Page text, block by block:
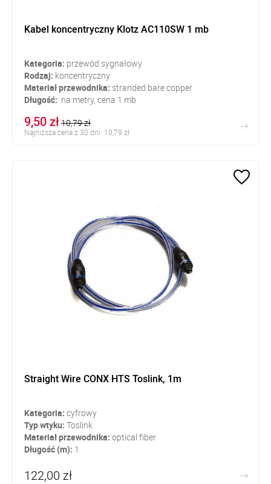
Kabel koncentryczny Klotz AC110SW 1 mb
Kategoria: przewód sygnałowy
Rodzaj: koncentryczny
Materiał przewodnika: stranded bare copper
Długość: na metry, cena 1 mb
9,50 zł10,79 zł
Najniższa cena z 30 dni: 10,79 zł
Straight Wire CONX HTS Toslink, 1m
Kategoria: cyfrowy
Typ wtyku: Toslink
Materiał przewodnika: optical fiber
Długość (m): 1
122,00 zł